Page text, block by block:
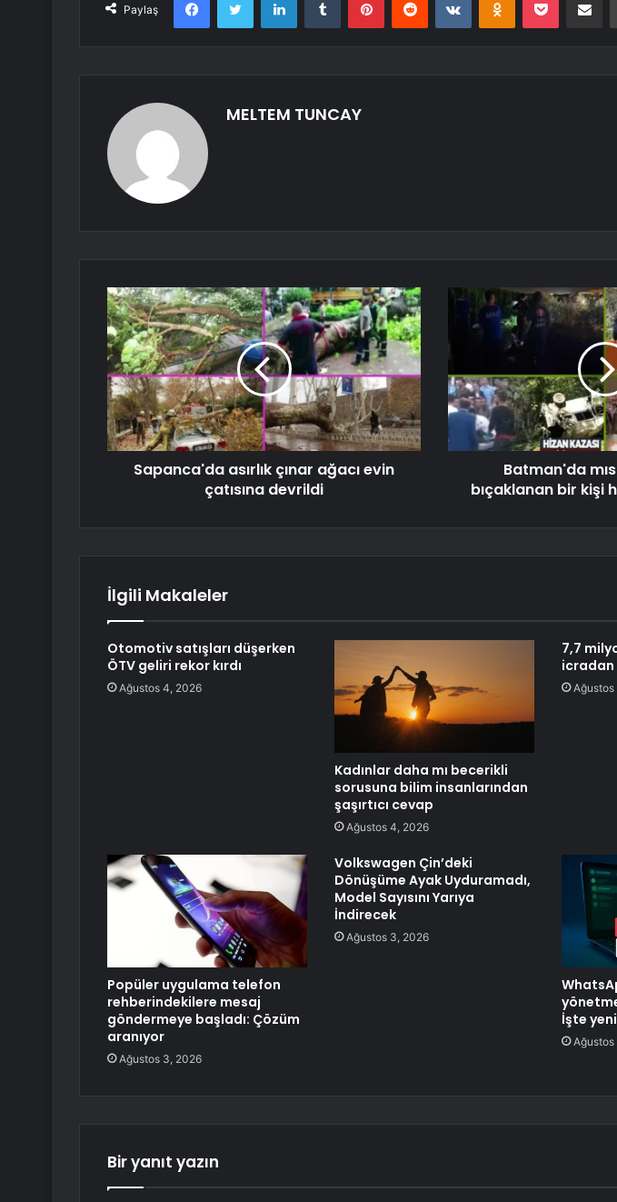
Paylaş
MELTEM TUNCAY
Sapanca'da asırlık çınar ağacı evin
çatısına devrildi
Batman'da
bıçaklanan bir kişi
İlgili Makaleler
Otomotiv satışları düşerken
ÖTV geliri rekor kırdı
Ağustos 4, 2026
Kadınlar daha mı becerikli
sorusuna bilim insanlarından
şaşırtıcı cevap
Ağustos 4, 2026
7,7
icradan
Popüler uygulama telefon
rehberindekilere mesaj
göndermeye başladı: Çözüm
aranıyor
Ağustos 3, 2026
Volkswagen Çin’deki
Dönüşüme Ayak Uyduramadı,
Model Sayısını Yarıya
İndirecek
Ağustos 3, 2026
İşte
Bir yanıt yazın